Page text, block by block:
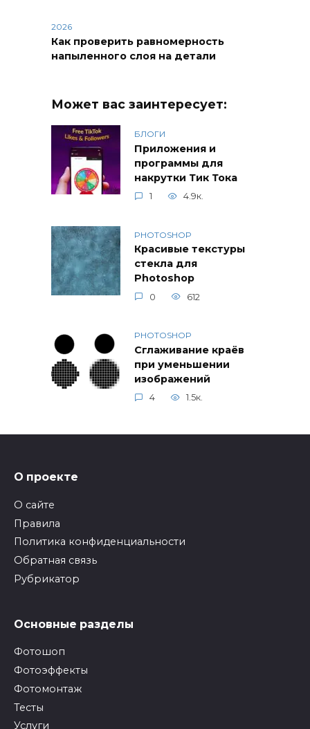
2026
Как проверить равномерность
напыленного слоя на детали
Может вас заинтересует:
БЛОГИ
Приложения и
программы для
накрутки Тик Тока
1 4.9к.
PHOTOSHOP
Красивые текстуры
стекла для
Photoshop
0 612
PHOTOSHOP
Сглаживание краёв
при уменьшении
изображений
4 1.5к.
О проекте
О сайте
Правила
Политика конфиденциальности
Обратная связь
Рубрикатор
Основные разделы
Фотошоп
Фотоэффекты
Фотомонтаж
Тесты
Услуги